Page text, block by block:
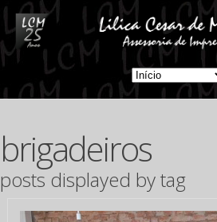
brigadeiros
posts displayed by tag